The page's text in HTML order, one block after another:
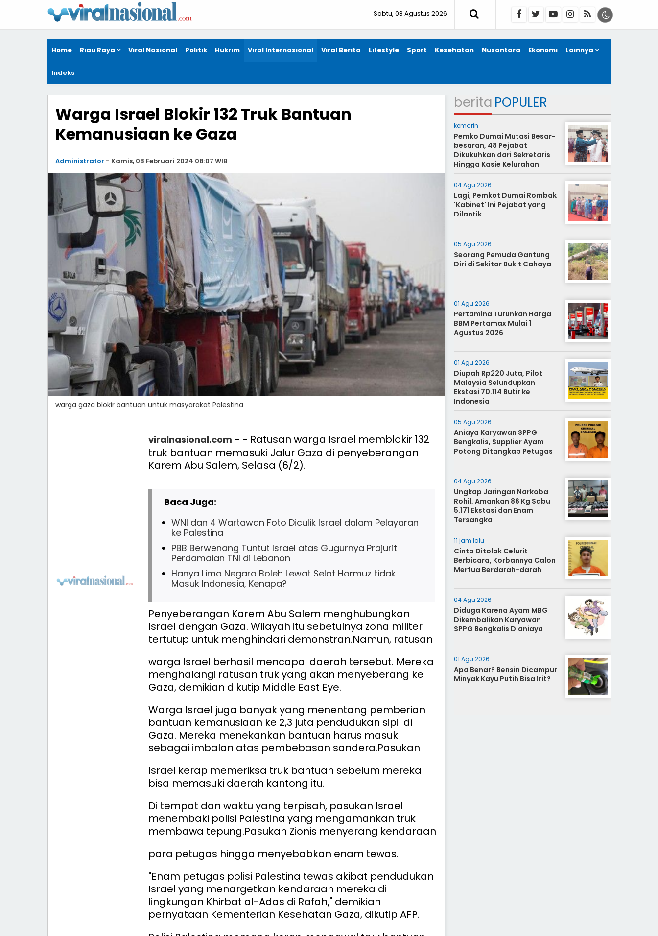
Sabtu, 08 Agustus 2026
Home Riau Raya Viral Nasional Politik Hukrim Viral Internasional Viral Berita Lifestyle Sport Kesehatan Nusantara Ekonomi Lainnya
Indeks
Warga Israel Blokir 132 Truk Bantuan
Kemanusiaan ke Gaza
Administrator - Kamis, 08 Februari 2024 08:07 WIB
warga gaza blokir bantuan untuk masyarakat Palestina
viralnasional.com - - Ratusan warga Israel memblokir 132
truk bantuan memasuki Jalur Gaza di penyeberangan
Karem Abu Salem, Selasa (6/2).
Baca Juga:
WNI dan 4 Wartawan Foto Diculik Israel dalam Pelayaran
ke Palestina
PBB Berwenang Tuntut Israel atas Gugurnya Prajurit
Perdamaian TNI di Lebanon
Hanya Lima Negara Boleh Lewat Selat Hormuz tidak
Masuk Indonesia, Kenapa?
Penyeberangan Karem Abu Salem menghubungkan
Israel dengan Gaza. Wilayah itu sebetulnya zona militer
tertutup untuk menghindari demonstran.Namun, ratusan
warga Israel berhasil mencapai daerah tersebut. Mereka
menghalangi ratusan truk yang akan menyeberang ke
Gaza, demikian dikutip Middle East Eye.
Warga Israel juga banyak yang menentang pemberian
bantuan kemanusiaan ke 2,3 juta pendudukan sipil di
Gaza. Mereka menekankan bantuan harus masuk
sebagai imbalan atas pembebasan sandera.Pasukan
Israel kerap memeriksa truk bantuan sebelum mereka
bisa memasuki daerah kantong itu.
Di tempat dan waktu yang terpisah, pasukan Israel
menembaki polisi Palestina yang mengamankan truk
membawa tepung.Pasukan Zionis menyerang kendaraan
para petugas hingga menyebabkan enam tewas.
"Enam petugas polisi Palestina tewas akibat pendudukan
Israel yang menargetkan kendaraan mereka di
lingkungan Khirbat al-Adas di Rafah," demikian
pernyataan Kementerian Kesehatan Gaza, dikutip AFP.
berita POPULER
kemarin
Pemko Dumai Mutasi Besar-
besaran, 48 Pejabat
Dikukuhkan dari Sekretaris
Hingga Kasie Kelurahan
04 Agu 2026
Lagi, Pemkot Dumai Rombak
'Kabinet' Ini Pejabat yang
Dilantik
05 Agu 2026
Seorang Pemuda Gantung
Diri di Sekitar Bukit Cahaya
01 Agu 2026
Pertamina Turunkan Harga
BBM Pertamax Mulai 1
Agustus 2026
01 Agu 2026
Diupah Rp220 Juta, Pilot
Malaysia Selundupkan
Ekstasi 70.114 Butir ke
Indonesia
05 Agu 2026
Aniaya Karyawan SPPG
Bengkalis, Supplier Ayam
Potong Ditangkap Petugas
04 Agu 2026
Ungkap Jaringan Narkoba
Rohil, Amankan 86 Kg Sabu
5.171 Ekstasi dan Enam
Tersangka
11 jam lalu
Cinta Ditolak Celurit
Berbicara, Korbannya Calon
Mertua Berdarah-darah
04 Agu 2026
Diduga Karena Ayam MBG
Dikembalikan Karyawan
SPPG Bengkalis Dianiaya
01 Agu 2026
Apa Benar? Bensin Dicampur
Minyak Kayu Putih Bisa Irit?